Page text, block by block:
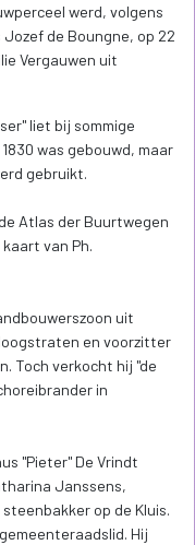
werd, volgens
de Boungne, op 22
Vergauwen uit
liet bij sommige
was gebouwd, maar
gebruikt.
Atlas der Buurtwegen
van Ph.
uit
en voorzitter
Toch verkocht hij "de
in
"Pieter" De Vrindt
Janssens,
op de Kluis.
Hij